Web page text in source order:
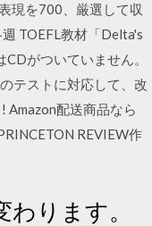
現を700、厳選して収
TOEFL教材「Delta's
がついていません。
テストに対応して、改
Amazon配送商品なら
REVIEW作
ります。